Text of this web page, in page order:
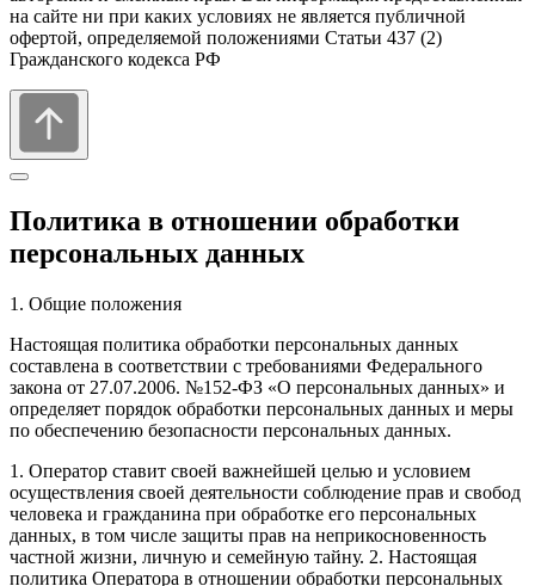
на сайте ни при каких условиях не является публичной
офертой, определяемой положениями Статьи 437 (2)
Гражданского кодекса РФ
Политика в отношении обработки
персональных данных
1. Общие положения
Настоящая политика обработки персональных данных
составлена в соответствии с требованиями Федерального
закона от 27.07.2006. №152-ФЗ «О персональных данных» и
определяет порядок обработки персональных данных и меры
по обеспечению безопасности персональных данных.
1. Оператор ставит своей важнейшей целью и условием
осуществления своей деятельности соблюдение прав и свобод
человека и гражданина при обработке его персональных
данных, в том числе защиты прав на неприкосновенность
частной жизни, личную и семейную тайну. 2. Настоящая
политика Оператора в отношении обработки персональных